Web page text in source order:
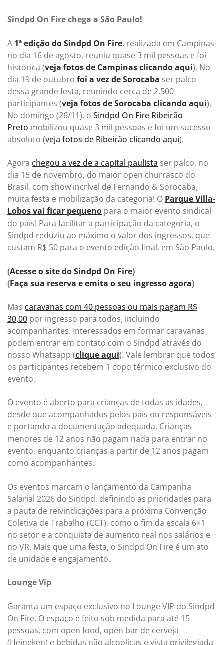
Sindpd On Fire chega a São Paulo!
A 1ª edição do Sindpd On Fire, realizada em Campinas
no dia 16 de agosto, reuniu quase 3 mil pessoas e foi
histórica (veja fotos de Campinas clicando aqui). No
dia 19 de outubro foi a vez de Sorocaba ser palco
dessa grande festa, reunindo cerca de 2.500
participantes (veja fotos de Sorocaba clicando aqui).
No domingo (26/11), o Sindpd On Fire Ribeirão
Preto mobilizou quase 3 mil pessoas e foi um sucesso
absoluto (veja fotos de Ribeirão clicando aqui).
Agora chegou a vez de a capital paulista ser palco, no
dia 15 de novembro, do maior open churrasco do
Brasil, com show incrível de Fernando & Sorocaba,
muita festa e mobilização da categoria! O Parque Villa-
Lobos vai ficar pequeno para o maior evento sindical
do país! Para facilitar a participação da categoria, o
Sindpd reduziu ao máximo o valor dos ingressos, que
custam R$ 50 para o evento edição final, em São Paulo.
(Acesse o site do Sindpd On Fire)
(Faça sua reserva e emita o seu ingresso agora)
Mas caravanas com 40 pessoas ou mais pagam R$
30,00 por ingresso para todos, incluindo
acompanhantes. Interessados em formar caravanas
podem entrar em contato com o Sindpd através do
nosso Whatsapp (clique aqui). Vale lembrar que todos
os participantes recebem 1 copo térmico exclusivo do
evento.
O evento é aberto para crianças de todas as idades,
desde que acompanhados pelos pais ou responsáveis
e portando a documentação adequada. Crianças
menores de 12 anos não pagam nada para entrar no
evento, enquanto crianças a partir de 12 anos pagam
como acompanhantes.
Os eventos marcam o lançamento da Campanha
Salarial 2026 do Sindpd, definindo as prioridades para
a pauta de reivindicações para a próxima Convenção
Coletiva de Trabalho (CCT), como o fim da escala 6×1
no setor e a conquista de aumento real nos salários e
no VR. Mais que uma festa, o Sindpd On Fire é um ato
de unidade e engajamento.
Lounge Vip
Garanta um espaço exclusivo no Lounge VIP do Sindpd
On Fire. O espaço é feito sob medida para até 15
pessoas, com open food, open bar de cerveja
(Heineken) e bebidas não alcoólicas e vista privilegiada